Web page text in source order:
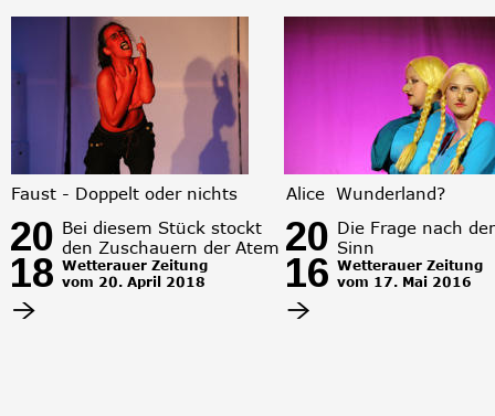
20
18
Bei diesem Stück stockt
den Zuschauern der Atem
Wetterauer Zeitung
vom 20. April 2018
Faust - Doppelt oder nichts
20
16
Die Frage nach
Sinn
Wetterauer Zeitung
vom 17. Mai 2016
Alice  Wunderland?